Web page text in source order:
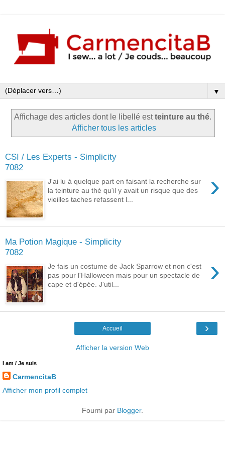
▼
Affichage des articles dont le libellé estteinture au thé.
Afficher tous les articles
CSI / Les Experts - Simplicity
7082
›
J'ai lu à quelque part en faisant la recherche sur
la teinture au thé qu'il y avait un risque que des
vieilles taches refassent l...
Ma Potion Magique - Simplicity
7082
›
Je fais un costume de Jack Sparrow et non c'est
pas pour l'Halloween mais pour un spectacle de
cape et d'épée. J'util...
›
Accueil
Afficher la version Web
I am / Je suis
CarmencitaB
Afficher mon profil complet
Fourni par Blogger.